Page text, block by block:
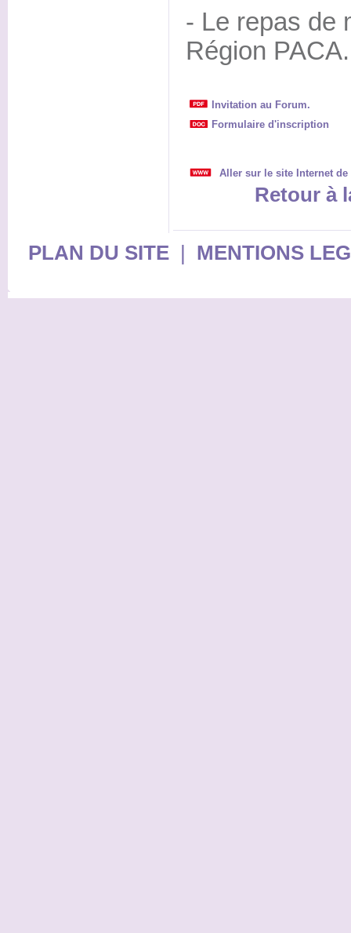
- Le repas de
Région PACA.
Invitation au Forum.
Formulaire d'inscription
Aller sur le site Internet de
Retour à
PLAN DU SITE| MENTIONS